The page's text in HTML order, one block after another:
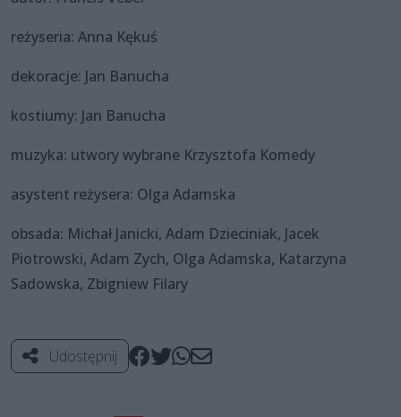
reżyseria: Anna Kękuś
dekoracje: Jan Banucha
kostiumy: Jan Banucha
muzyka: utwory wybrane Krzysztofa Komedy
asystent reżysera: Olga Adamska
obsada: Michał Janicki, Adam Dzieciniak, Jacek
Piotrowski, Adam Zych, Olga Adamska, Katarzyna
Sadowska, Zbigniew Filary
Udostępnij